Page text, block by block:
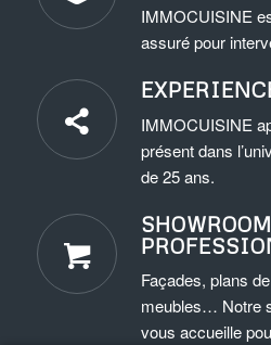
IMMOCUISINE
assuré pour
IMMOCUISINE
présent dans
de 25 ans.
SHOWROOM
Façades, plans
meubles… Notre
vous accueille